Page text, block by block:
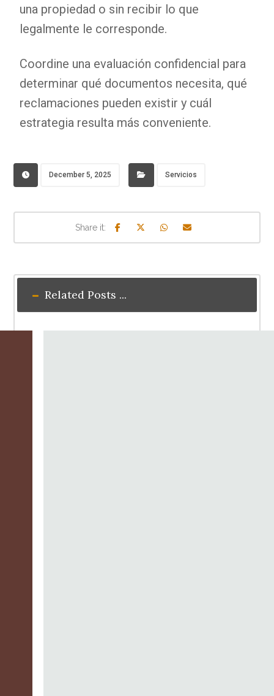
una propiedad o sin recibir lo que
legalmente le corresponde.
Coordine una evaluación confidencial para
determinar qué documentos necesita, qué
reclamaciones pueden existir y cuál
estrategia resulta más conveniente.
December 5, 2025 Servicios
Related Posts ...